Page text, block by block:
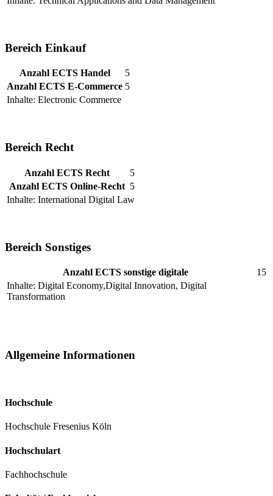
Bereich Einkauf
Anzahl ECTS Handel
5
Anzahl ECTS E-Commerce 5
Inhalte: Electronic Commerce
Bereich Recht
Anzahl ECTS Recht
5
Anzahl ECTS Online-Recht 5
Inhalte: International Digital Law
Bereich Sonstiges
Anzahl ECTS sonstige digitale
15
Inhalte: Digital Economy,Digital Innovation, Digital
Transformation
Allgemeine Informationen
Hochschule
Hochschule Fresenius Köln
Hochschulart
Fachhochschule